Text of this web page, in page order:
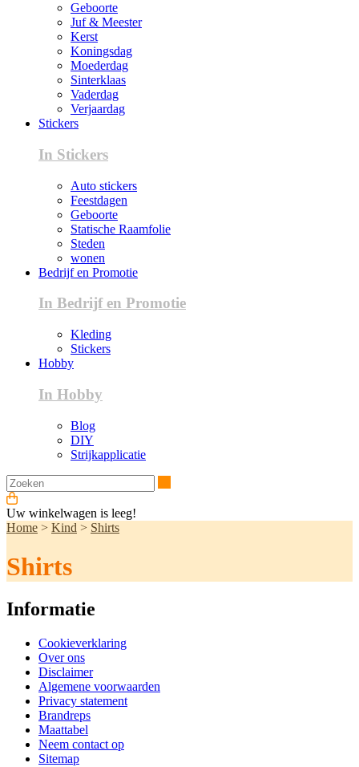
Geboorte
Juf & Meester
Kerst
Koningsdag
Moederdag
Sinterklaas
Vaderdag
Verjaardag
Stickers
In Stickers
Auto stickers
Feestdagen
Geboorte
Statische Raamfolie
Steden
wonen
Bedrijf en Promotie
In Bedrijf en Promotie
Kleding
Stickers
Hobby
In Hobby
Blog
DIY
Strijkapplicatie
Uw winkelwagen is leeg!
Home > Kind > Shirts
Shirts
Informatie
Cookieverklaring
Over ons
Disclaimer
Algemene voorwaarden
Privacy statement
Brandreps
Maattabel
Neem contact op
Sitemap